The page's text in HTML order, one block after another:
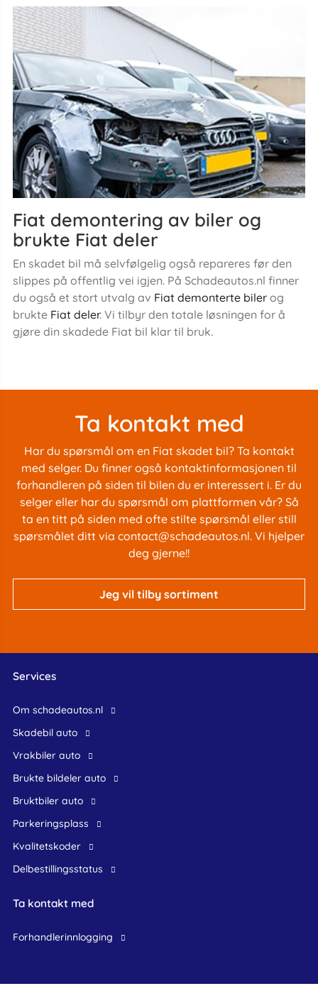
Fiat demontering av biler og
brukte Fiat deler
En skadet bil må selvfølgelig også repareres før den
slippes på offentlig vei igjen. På Schadeautos.nl finner
du også et stort utvalg av Fiat demonterte bilerog
brukte Fiat deler. Vi tilbyr den totale løsningen for å
gjøre din skadede Fiat bil klar til bruk.
Ta kontakt med
Har du spørsmål om en Fiat skadet bil? Ta kontakt
med selger. Du finner også kontaktinformasjonen til
forhandleren på siden til bilen du er interessert i. Er du
selger eller har du spørsmål om plattformen vår? Så
ta en titt på siden med ofte stilte spørsmål eller still
spørsmålet ditt via contact@schadeautos.nl. Vi hjelper
deg gjerne!!
Jeg vil tilby sortiment
Services
Om schadeautos.nl
skadebil auto
Vrakbiler auto
Brukte bildeler auto
bruktbiler auto
Parkeringsplass
Kvalitetskoder
Delbestillingsstatus
Ta kontakt med
forhandlerinnlogging